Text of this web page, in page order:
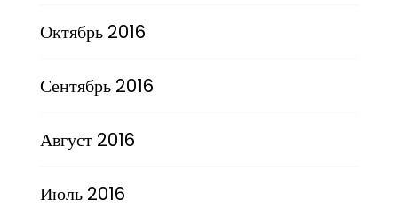
Октябрь 2016
Сентябрь 2016
Август 2016
Июль 2016